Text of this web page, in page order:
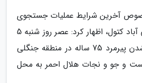
خصوص آخرین شرایط عملیات جستجوی
پیرمرد گمشده در علی آباد کتول، اظهار کرد: عصر روز شنبه 5
تیرماه با گزارش گم شدن پیرمرد 75 ساله در منطقه جنگلی
و جو و نجات هلال احمر به محل